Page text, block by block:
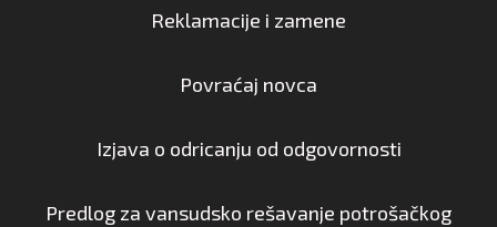
Reklamacije i zamene
Povraćaj novca
Izjava o odricanju od odgovornosti
Predlog za vansudsko rešavanje potrošačkog